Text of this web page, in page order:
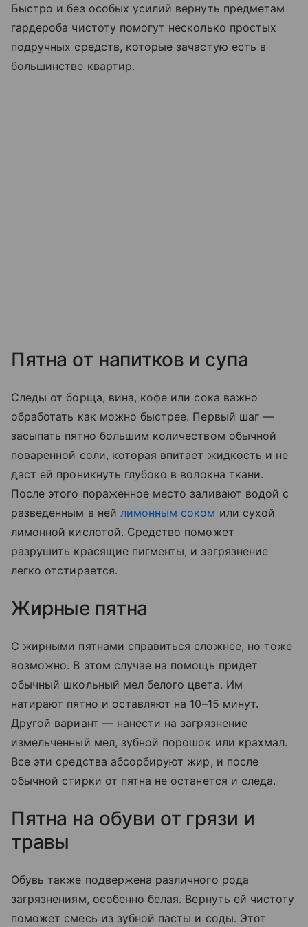
Быстро и без особых усилий вернуть предметам
гардероба чистоту помогут несколько простых
подручных средств, которые зачастую есть в
большинстве квартир.
Пятна от напитков и супа
Следы от борща, вина, кофе или сока важно
обработать как можно быстрее. Первый шаг —
засыпать пятно большим количеством обычной
поваренной соли, которая впитает жидкость и не
даст ей проникнуть глубоко в волокна ткани.
После этого пораженное место заливают водой с
разведенным в ней лимонным соком или сухой
лимонной кислотой. Средство поможет
разрушить красящие пигменты, и загрязнение
легко отстирается.
Жирные пятна
С жирными пятнами справиться сложнее, но тоже
возможно. В этом случае на помощь придет
обычный школьный мел белого цвета. Им
натирают пятно и оставляют на 10–15 минут.
Другой вариант — нанести на загрязнение
измельченный мел, зубной порошок или крахмал.
Все эти средства абсорбируют жир, и после
обычной стирки от пятна не останется и следа.
Пятна на обуви от грязи и
травы
Обувь также подвержена различного рода
загрязнениям, особенно белая. Вернуть ей чистоту
поможет смесь из зубной пасты и соды. Этот